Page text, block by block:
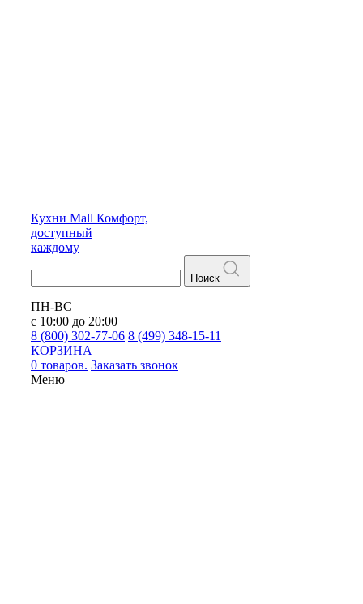
Кухни Mall Комфорт,
доступный
каждому
Поиск
ПН-ВС
с 10:00 до 20:00
8 (800) 302-77-06 8 (499) 348-15-11
КОРЗИНА
0 товаров. Заказать звонок
Меню